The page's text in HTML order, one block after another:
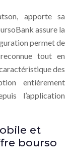
apporte sa
assure la
permet de
tout en
des
entièrement
l’application
et
bourso